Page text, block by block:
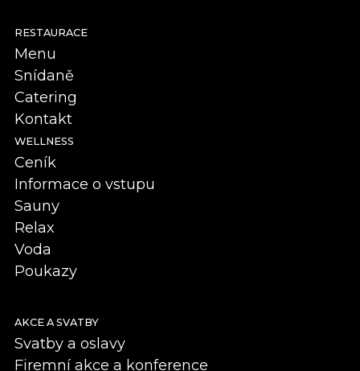
RESTAURACE
Menu
Snídaně
Catering
Kontakt
WELLNESS
Ceník
Informace o vstupu
Sauny
Relax
Voda
Poukazy
AKCE A SVATBY
Svatby a oslavy
Firemní akce a konference